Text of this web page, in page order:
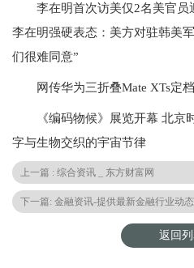
李在明首次访美仅2名美官员
李在明强硬表态：美方对驻韩美
们很难同意”
网传华为三折叠Mate XTs定档
《编码物候》展览开幕 北京
字与生物交织的宇宙节律
上一篇 : 综合资讯 _ 东方财富网
下一篇: 金融资讯-提供最新金融行业动
返回